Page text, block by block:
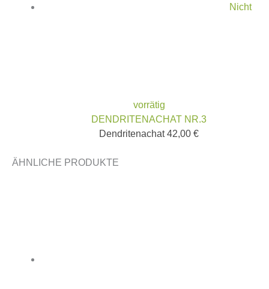
Nicht
vorrätig
DENDRITENACHAT NR.3
Dendritenachat42,00 €
ÄHNLICHE PRODUKTE